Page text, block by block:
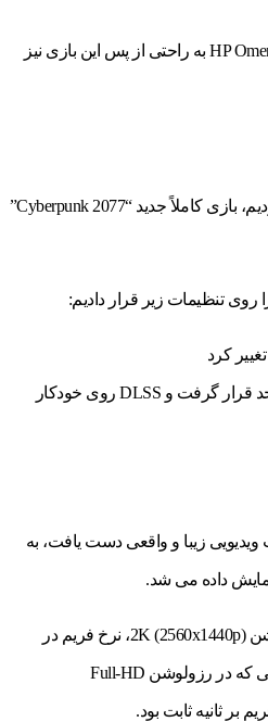
مشاهده می شود که HP Omen 16 (2022) به راحتی از پس این بازی نیز
آخرین بازی ای که ما آزمایش کردیم، بازی کاملاً جدید “Cyberpunk 2077”
روی تنظیمات زیر قرار دادیم:
کیفیت تصویر در بالاترین حد قرار گرفت و DLSS روی خودکار
ویدیویی زیبا و واقعی دست یافت، به
داده می شد.
هنگام تست بازی بر روی رزولوشن 2K (2560x1440p)، نرخ فریم در
حدود 55 فریم بر ثانیه بود، در حالی که در رزولوشن Full-HD